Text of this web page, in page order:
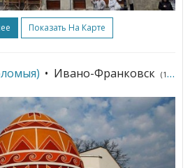
Показать На Карте
• Ивано-Франковск(121